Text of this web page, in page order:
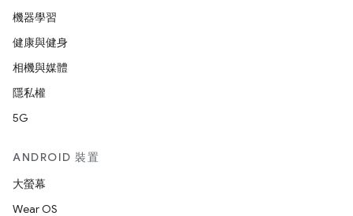
機器學習
健康與健身
相機與媒體
隱私權
5G
ANDROID 裝置
大螢幕
Wear OS